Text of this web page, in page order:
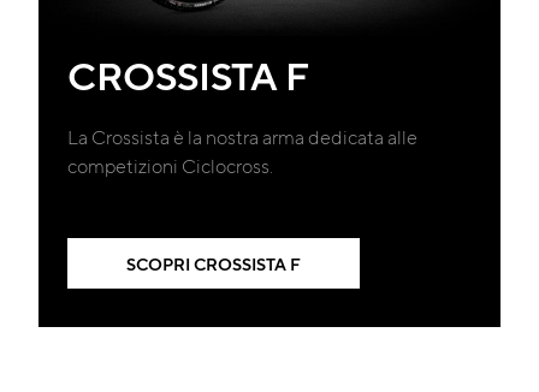
CROSSISTA F
La Crossista è la nostra arma dedicata alle
competizioni Ciclocross.
SCOPRI CROSSISTA F